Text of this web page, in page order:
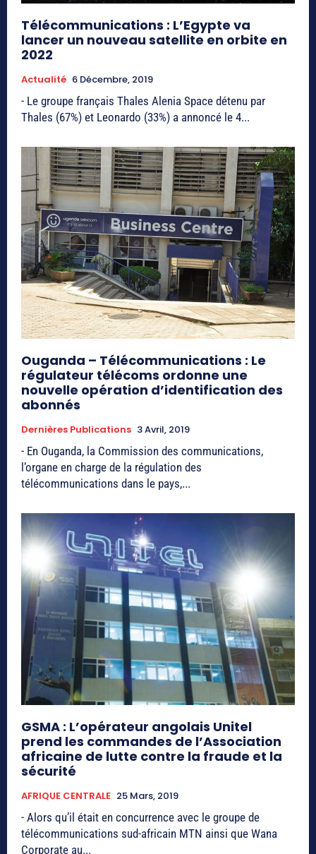
Télécommunications : L’Egypte va
lancer un nouveau satellite en orbite en
2022
Actualité 6 Décembre, 2019
- Le groupe français Thales Alenia Space détenu par
Thales (67%) et Leonardo (33%) a annoncé le 4...
Ouganda – Télécommunications : Le
régulateur télécoms ordonne une
nouvelle opération d’identification des
abonnés
Dernières Publications 3 Avril, 2019
- En Ouganda, la Commission des communications,
l’organe en charge de la régulation des
télécommunications dans le pays,...
GSMA : L’opérateur angolais Unitel
prend les commandes de l’Association
africaine de lutte contre la fraude et la
sécurité
AFRIQUE CENTRALE 25 Mars, 2019
- Alors qu’il était en concurrence avec le groupe de
télécommunications sud-africain MTN ainsi que Wana
Corporate au...